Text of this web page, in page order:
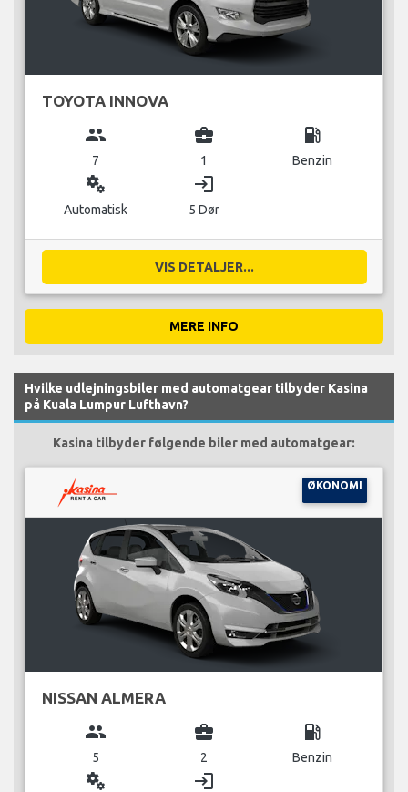
TOYOTA INNOVA
group
7
business_center
1
local_gas_station
Benzin
miscellaneous_services
Automatisk
login
5 Dør
VIS DETALJER...
MERE INFO
Hvilke udlejningsbiler med automatgear tilbyder Kasina
på Kuala Lumpur Lufthavn?
Kasina tilbyder følgende biler med automatgear:
ØKONOMI
NISSAN ALMERA
group
5
business_center
2
local_gas_station
Benzin
miscellaneous_services login